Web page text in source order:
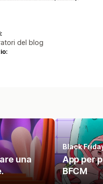
del blog
una
Black
App per
BFCM